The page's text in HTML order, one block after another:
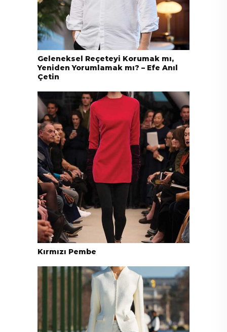
Geleneksel Reçeteyi Korumak mı,
Yeniden Yorumlamak mı? – Efe Anıl
Çetin
Kırmızı Pembe